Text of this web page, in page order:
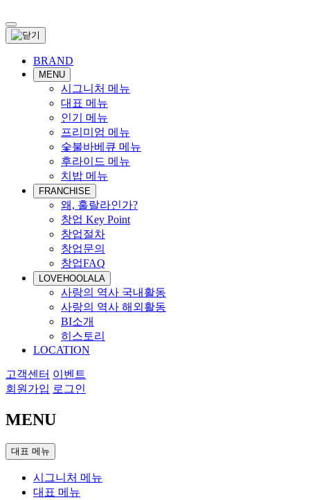
BRAND
MENU
시그니처 메뉴
대표 메뉴
인기 메뉴
프리미엄 메뉴
숯불바베큐 메뉴
후라이드 메뉴
치밥 메뉴
FRANCHISE
왜, 훌랄라인가?
창업 Key Point
창업절차
창업문의
창업FAQ
LOVEHOOLALA
사랑의 역사 국내활동
사랑의 역사 해외활동
BI소개
히스토리
LOCATION
고객센터 이벤트
회원가입 로그인
MENU
대표 메뉴
시그니처 메뉴
대표 메뉴